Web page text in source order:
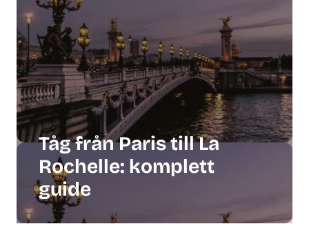
Tåg från Paris till La
Rochelle: komplett
guide